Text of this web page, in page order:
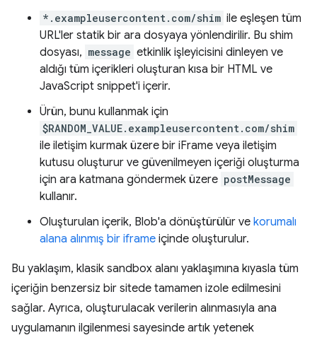
*.exampleusercontent.com/shim ile eşleşen tüm
URL'ler statik bir ara dosyaya yönlendirilir. Bu shim
dosyası, message etkinlik işleyicisini dinleyen ve
aldığı tüm içerikleri oluşturan kısa bir HTML ve
JavaScript snippet'i içerir.
Ürün, bunu kullanmak için
$RANDOM_VALUE.exampleusercontent.com/shim
ile iletişim kurmak üzere bir iFrame veya iletişim
kutusu oluşturur ve güvenilmeyen içeriği oluşturma
için ara katmana göndermek üzere postMessage
kullanır.
Oluşturulan içerik, Blob'a dönüştürülür ve korumalı
alana alınmış bir iframe içinde oluşturulur.
Bu yaklaşım, klasik sandbox alanı yaklaşımına kıyasla tüm
içeriğin benzersiz bir sitede tamamen izole edilmesini
sağlar. Ayrıca, oluşturulacak verilerin alınmasıyla ana
uygulamanın ilgilenmesi sayesinde artık yetenek